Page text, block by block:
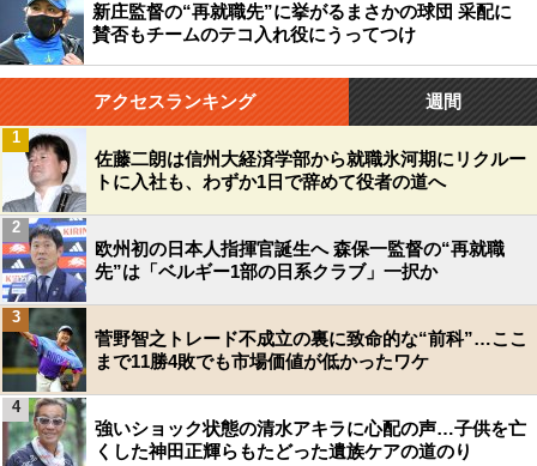
新庄監督の“再就職先”に挙がるまさかの球団 采配に
賛否もチームのテコ入れ役にうってつけ
アクセスランキング 週間
佐藤二朗は信州大経済学部から就職氷河期にリクルー
トに入社も、わずか1日で辞めて役者の道へ
1
欧州初の日本人指揮官誕生へ 森保一監督の“再就職
先”は「ベルギー1部の日系クラブ」一択か
2
菅野智之トレード不成立の裏に致命的な“前科”…ここ
まで11勝4敗でも市場価値が低かったワケ
3
強いショック状態の清水アキラに心配の声…子供を亡
くした神田正輝らもたどった遺族ケアの道のり
4